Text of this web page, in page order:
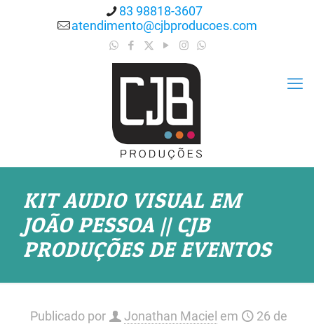
83 98818-3607
atendimento@cjbproducoes.com
KIT AUDIO VISUAL EM
JOÃO PESSOA || CJB
PRODUÇÕES DE EVENTOS
Publicado por Jonathan Maciel em
26 de